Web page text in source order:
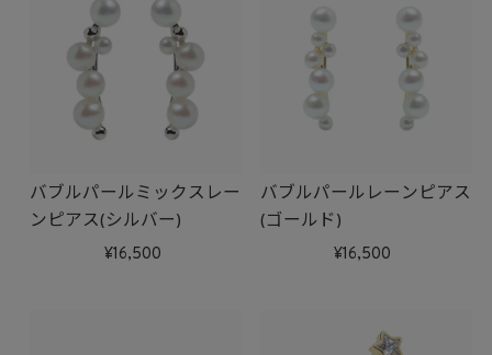
バブルパールミックスレー
ンピアス(シルバー)
16,500
バブルパールレーンピアス
(ゴールド)
16,500